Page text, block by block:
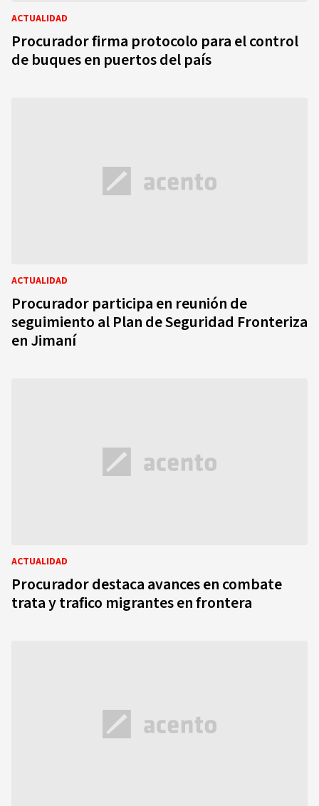
ACTUALIDAD
Procurador firma protocolo para el control
de buques en puertos del país
ACTUALIDAD
Procurador participa en reunión de
seguimiento al Plan de Seguridad Fronteriza
en Jimaní
ACTUALIDAD
Procurador destaca avances en combate
trata y trafico migrantes en frontera